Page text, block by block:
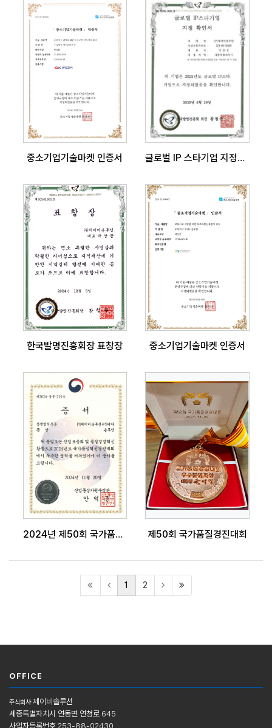
중소기업기술마켓 인증서 글로벌 IP 스타기업 지정확인서
한국발명진흥회장 표창장 중소기업기술마켓 인증서
2024년 제50회 국가품질경진대회 제50회 국가품질경진대회
1 (current)
2 (last)
OFFICE
주식회사제이비솔루션
세종특별자치시 연동면 연청로 645
사업자등록번호 253-88-02430